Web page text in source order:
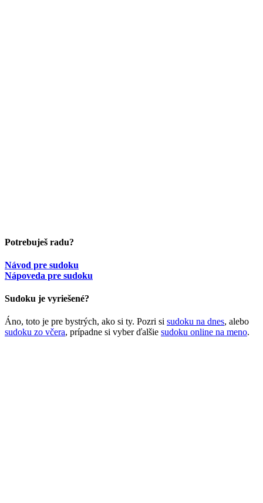
Potrebuješ radu?
Návod pre sudoku
Nápoveda pre sudoku
Sudoku je vyriešené?
Áno, toto je pre bystrých, ako si ty. Pozri si sudoku na dnes, alebo
sudoku zo včera, prípadne si vyber ďalšie sudoku online na meno.